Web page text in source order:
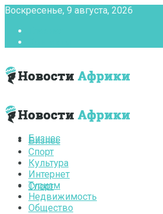
Воскресенье, 9 августа, 2026
Бизнес
Спорт
Бизнес
Спорт
Культура
Интернет
Туризм
Недвижимость
Общество